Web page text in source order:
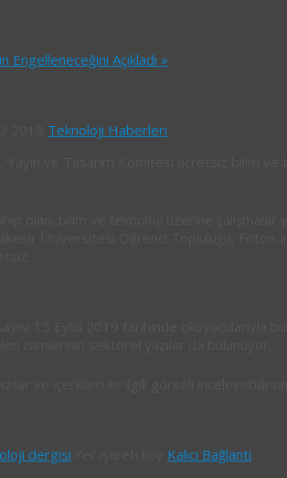
Engelleneceğini Açıkladı »
Teknoloji Haberleri
dergisi Kalıcı Bağlantı